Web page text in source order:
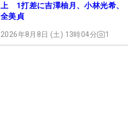
上 1打差に吉澤柚月、小林光希、
全美貞
2026年8月8日 (土) 13時04分 1